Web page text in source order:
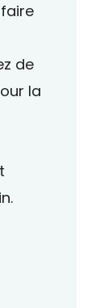
de
la